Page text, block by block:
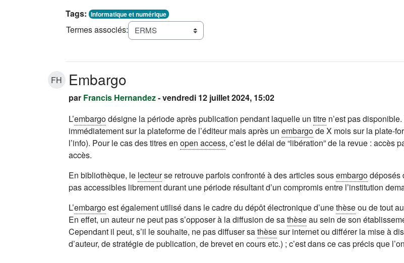
Tags: Informatique et numérique
Termes associés:
FH Embargo
par Francis Hernandez- vendredi 12 juillet 2024, 15:02
L’embargodésigne la période après publication pendant laquelle un titren’est pas
immédiatement sur la plateforme de l’éditeur mais après un embargode X mois sur la plate-
l’info). Pour le cas des titres en open access, c’est le délai de “libération” de la revue : accès
accès.
En bibliothèque, le lecteurse retrouve parfois confronté à des articles sousembargodéposés
pas accessibles librement durant une période résultant d’un compromis entre l’institution
L’embargoest également utilisé dans le cadre du dépôt électronique d’unethèseou de tout
En effet, un auteur ne peut pas s’opposer à la diffusion de sathèseau sein de son
Cependant il peut, s’il le souhaite, ne pas diffuser sathèsesur internet ou différer la mise à
d’auteur, de stratégie de publication, de brevet en cours etc.) ; c’est dans ce cas précis que